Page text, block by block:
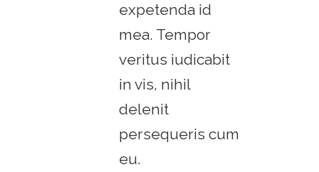
expetenda id
mea. Tempor
veritus iudicabit
in vis, nihil
delenit
persequeris cum
eu.